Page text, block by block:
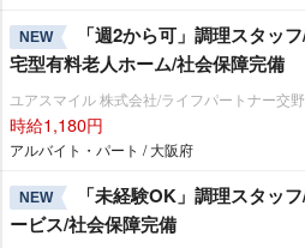
NEW
「週2から可」調理スタッ
宅型有料老人ホーム/社会保障完備
ユアスマイル 株式会社/ライフパートナー交野
時給1,180円
アルバイト・パート / 大阪府
NEW
「未経験OK」調理スタッ
ービス/社会保障完備